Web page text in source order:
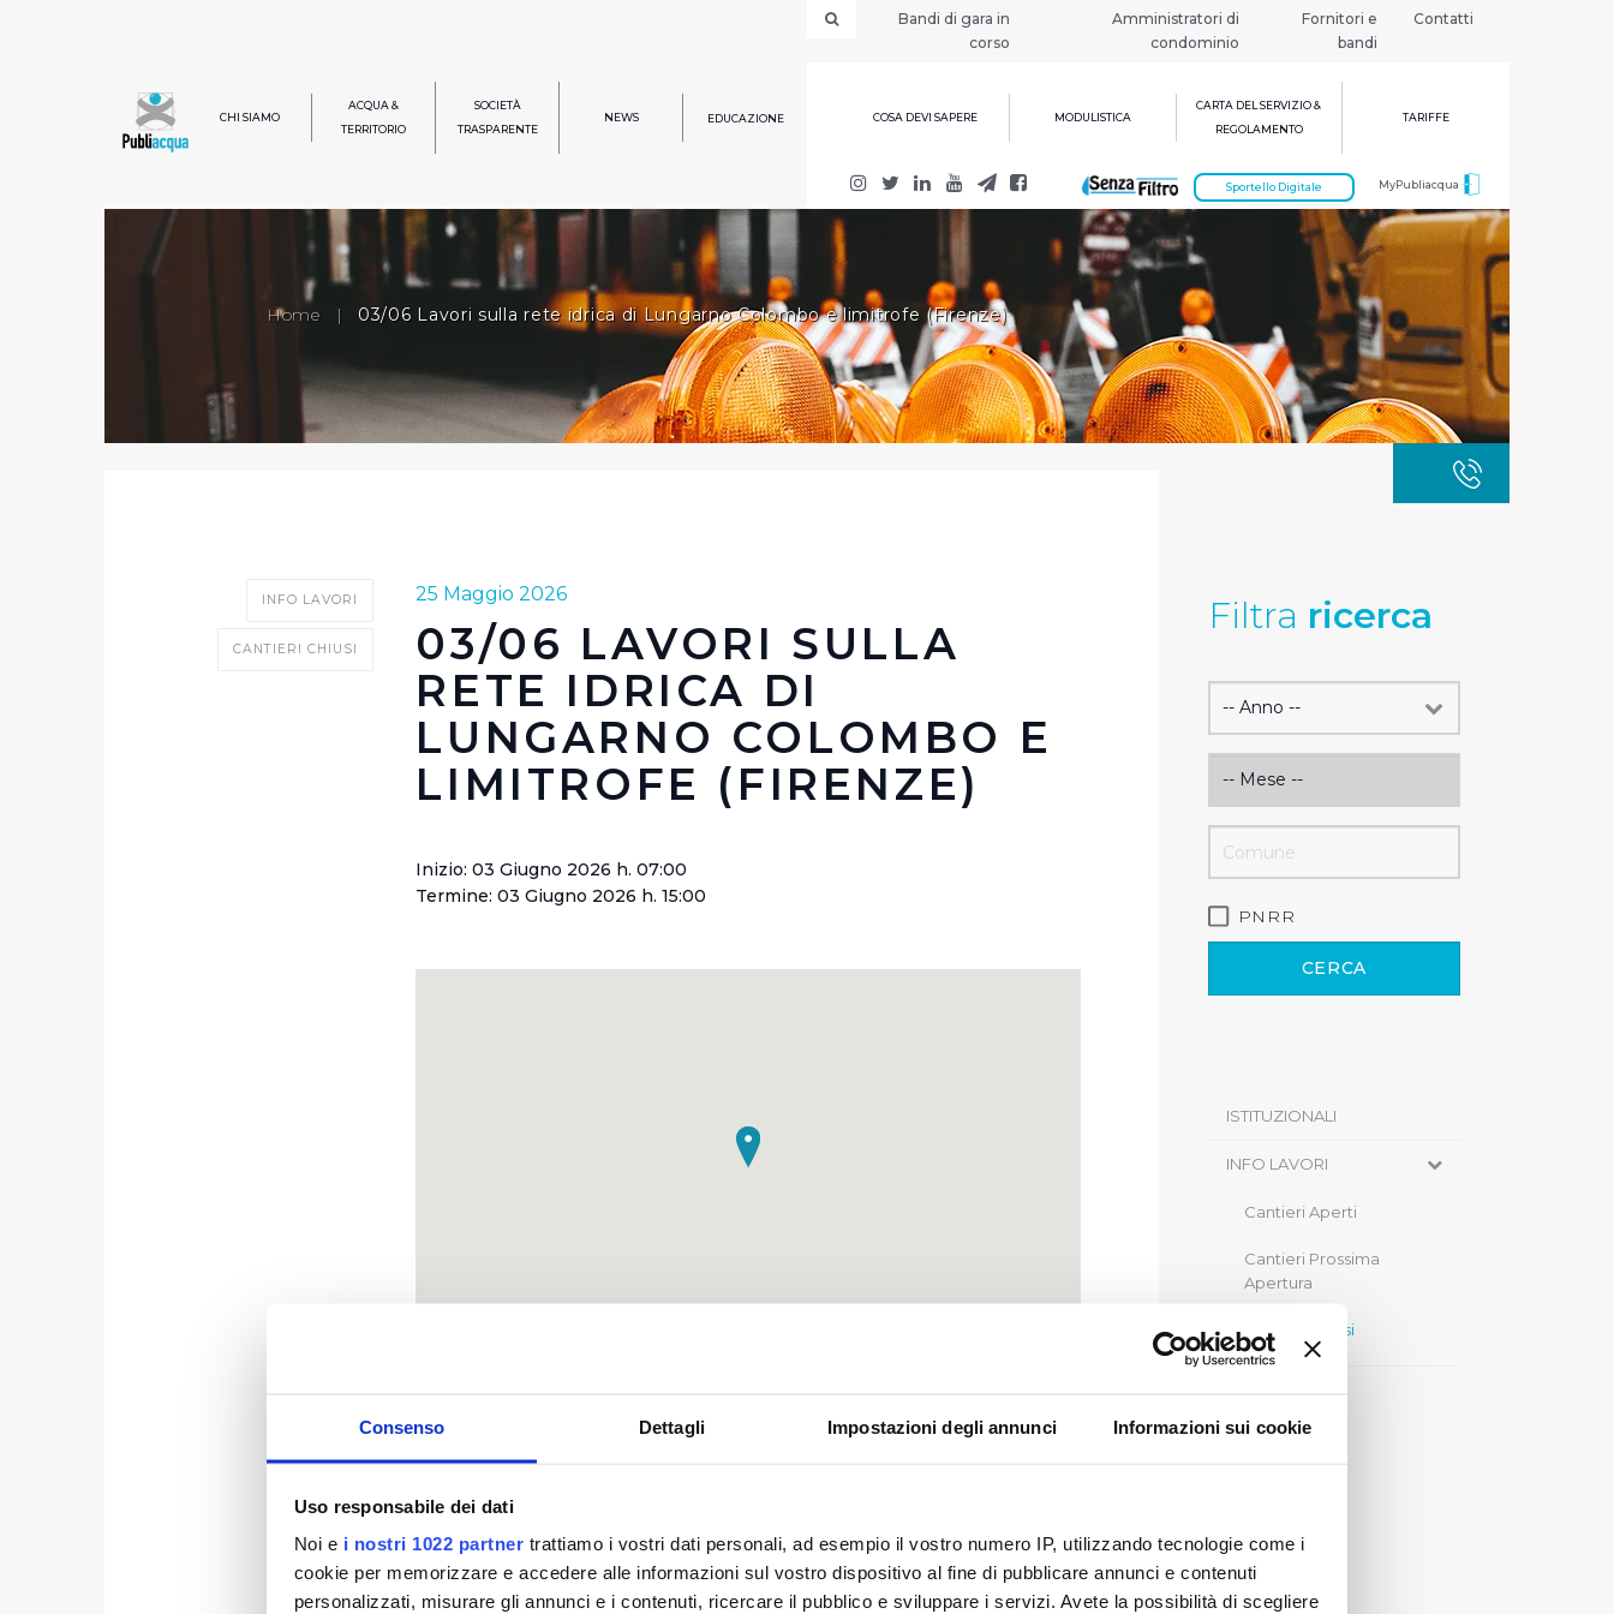
Consenso Dettagli Impostazioni degli annunci Informazioni sui cookie
Uso responsabile dei dati
Noi e i nostri 1022 partner trattiamo i vostri dati personali, ad esempio il vostro numero IP, utilizzando tecnologie come i
cookie per memorizzare e accedere alle informazioni sul vostro dispositivo al fine di pubblicare annunci e contenuti
personalizzati, misurare gli annunci e i contenuti, ricercare il pubblico e sviluppare i servizi. Avete la possibilità di scegliere
Bandi di gara in
corso
Amministratori di
condominio
Fornitori e
bandi
Contatti
CHI SIAMO
ACQUA &
TERRITORIO
SOCIETÀ
TRASPARENTE
NEWS EDUCAZIONE COSA DEVI SAPERE MODULISTICA
CARTA DEL SERVIZIO &
REGOLAMENTO
TARIFFE
MyPubliacqua
Sportello Digitale
Home | 03/06 Lavori sulla rete idrica di Lungarno Colombo e limitrofe (Firenze)
Filtra ricerca
PNRR
CERCA
ISTITUZIONALI
INFO LAVORI
Cantieri Aperti
Cantieri Prossima
Apertura
Cantieri Chiusi
INFO LAVORI
CANTIERI CHIUSI
25 Maggio 2026
03/06 LAVORI SULLA
RETE IDRICA DI
LUNGARNO COLOMBO E
LIMITROFE (FIRENZE)
Inizio: 03 Giugno 2026 h. 07:00
Termine: 03 Giugno 2026 h. 15:00
Informiamo i cittadini del Comune di Firenze che, causa lavori sulla rete
idrica, dalle ore 07.00 di mercoledì 3 giugno sarà sospesa l’erogazione
dell’acqua nelle seguenti vie: Lungarno Colombo (da via del Campofiore
Madonnone sia pari che dispari), via De Sanctis (da Lungarno Colombo
a via Sella).